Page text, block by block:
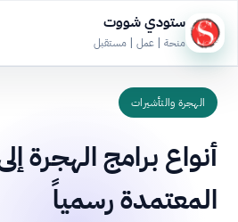
ستودي شووت
منحة | عمل | مستقبل
الهجرة والتأشيرات
أنواع برامج الهجرة
المعتمدة رسمياً